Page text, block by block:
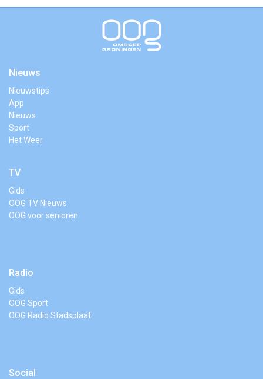
Nieuws
Nieuwstips
App
Nieuws
Sport
Het Weer
TV
Gids
OOG TV Nieuws
OOG voor senioren
Radio
Gids
OOG Sport
OOG Radio Stadsplaat
Social